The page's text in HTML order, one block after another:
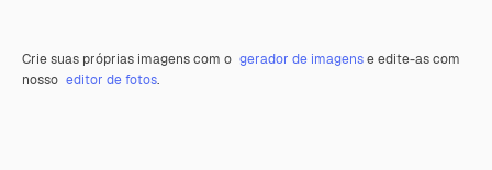
Crie suas próprias imagens com o gerador de imagense edite-as com
nosso editor de fotos.